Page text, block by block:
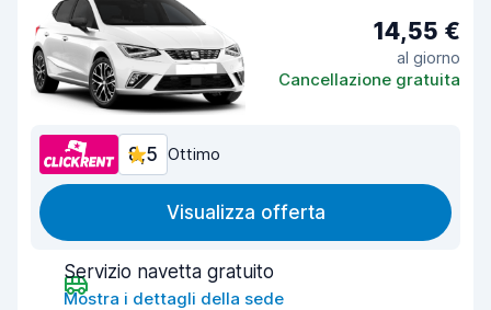
14,55 €
al giorno
Cancellazione gratuita
8,5 Ottimo
Visualizza offerta
Servizio navetta gratuito
Mostra i dettagli della sede